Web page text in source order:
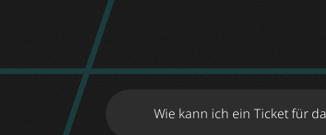
Wie kann ich ein Ticket für